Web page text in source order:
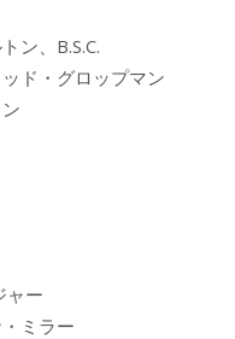
ン、B.S.C.
ド・グロップマン
ャー
ミラー